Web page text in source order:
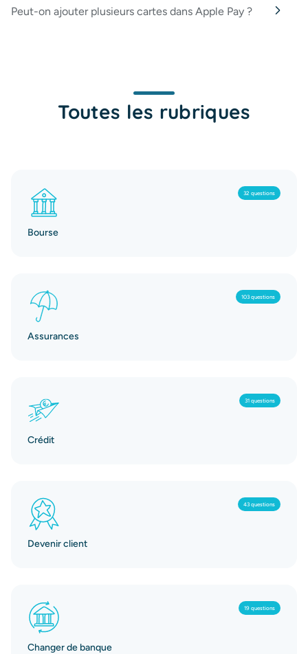
Peut-on ajouter plusieurs cartes dans Apple Pay ?
Toutes les rubriques
32 questions
Bourse
103 questions
Assurances
31 questions
Crédit
43 questions
Devenir client
19 questions
Changer de banque